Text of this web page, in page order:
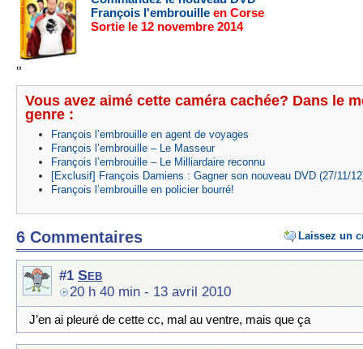
François l'embrouille en Corse
Sortie le 12 novembre 2014
"
Vous avez aimé cette caméra cachée? Dans le
genre :
François l’embrouille en agent de voyages
François l’embrouille – Le Masseur
François l’embrouille – Le Milliardaire reconnu
[Exclusif] François Damiens : Gagner son nouveau DVD (27/11/
François l’embrouille en policier bourré!
Laissez un
6 Commentaires
#1 Seb
20 h 40 min - 13 avril 2010
J’en ai pleuré de cette cc, mal au ventre, mais que ça